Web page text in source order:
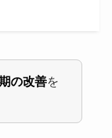
の改善を